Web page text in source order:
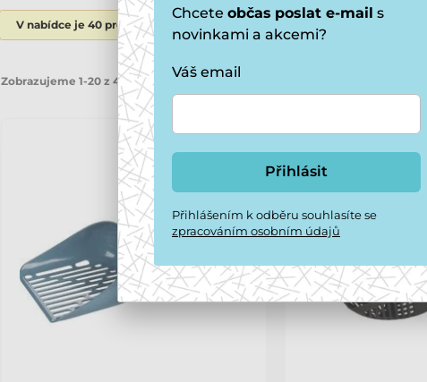
V nabídce je 40 produktů - filtrujte výsledky přesně dle Vašich požadavků.
Zobrazujeme 1-20 z 40 produktů
Chcete občas poslat e-mail s
novinkami a akcemi?
Váš email
Přihlásit
Přihlášením k odběru souhlasíte se
zpracováním osobním údajů